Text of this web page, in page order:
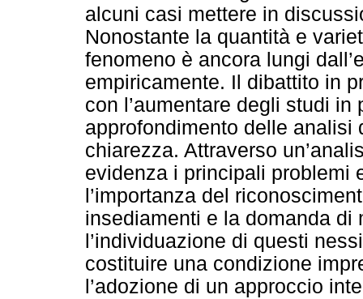
alcuni casi mettere in
Nonostante la quantità e
fenomeno è ancora lungi
empiricamente. Il dibattito in
con l’aumentare degli studi
approfondimento delle
chiarezza. Attraverso
evidenza i principali problemi
l’importanza del
insediamenti e la domanda
l’individuazione di questi
costituire una condizione
l’adozione di un approccio